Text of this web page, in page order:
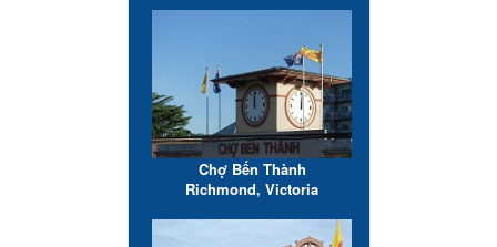
Chợ Bến Thành
Richmond, Victoria